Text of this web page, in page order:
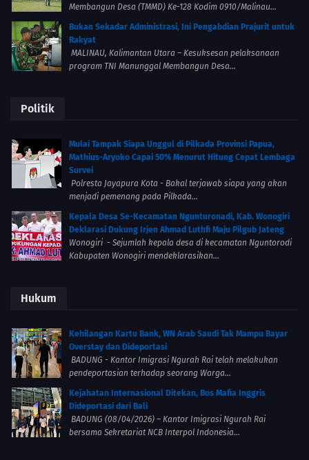
Membangun Desa (TMMD) Ke-128 Kodim 0910/Malinau...
Bukan Sekadar Administrasi, Ini Pengabdian Prajurit untuk
Rakyat
MALINAU, Kalimantan Utara – Kesuksesan pelaksanaan
program TNI Manunggal Membangun Desa...
Politik
Mulai Tampak Siapa Unggul di Pilkada Provinsi Papua,
Mathius-Aryoko Capai 50% Menurut Hitung Cepat Lembaga
Survei
Polresta Jayapura Kota - Bakal terjawab siapa yang akan
menjadi pemenang pada Pilkada...
Kepala Desa Se-Kecamatan Ngunturonadi, Kab. Wonogiri
Deklarasi Dukung Irjen Ahmad Luthfi Maju Pilgub Jateng
Wonogiri - Sejumlah kepala desa di kecamatan Nguntorodi
Kabupaten Wonogiri mendeklarasikan...
Hukum
Kehilangan Kartu Bank, WN Arab Saudi Tak Mampu Bayar
Overstay dan Dideportasi
BADUNG - Kantor Imigrasi Ngurah Rai telah melakukan
pendeportasian terhadap seorang Warga...
Kejahatan Internasional Ditekan, Bos Mafia Inggris
Dideportasi dari Bali
BADUNG (08/04/2026) – Kantor Imigrasi Ngurah Rai
bersama Sekretariat NCB Interpol Indonesia...